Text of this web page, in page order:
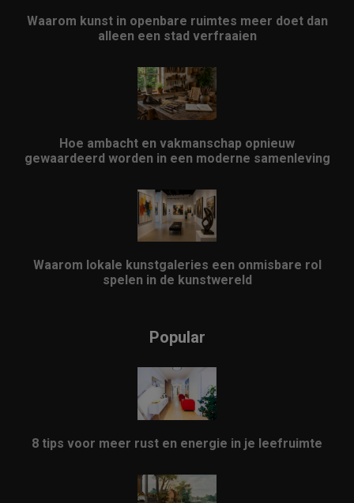
Waarom kunst in openbare ruimtes meer doet dan
alleen een stad verfraaien
Hoe ambacht en vakmanschap opnieuw
gewaardeerd worden in een moderne samenleving
Waarom lokale kunstgaleries een onmisbare rol
spelen in de kunstwereld
Popular
8 tips voor meer rust en energie in je leefruimte